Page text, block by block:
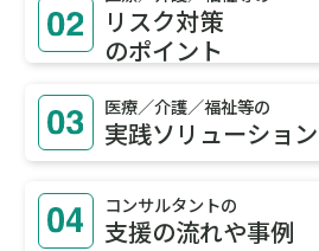
リスク対策
のポイント
医療／介護／福祉等の
実践ソリューション
コンサルタントの
支援の流れや事例